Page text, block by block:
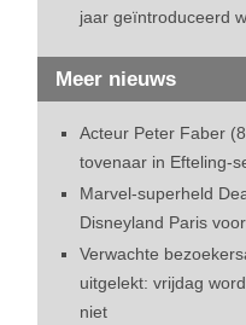
jaar geïntroduceerd
Meer nieuws
Acteur Peter Faber
tovenaar in Efteling-
Marvel-superheld
Disneyland Paris
Verwachte
uitgelekt: vrijdag
niet